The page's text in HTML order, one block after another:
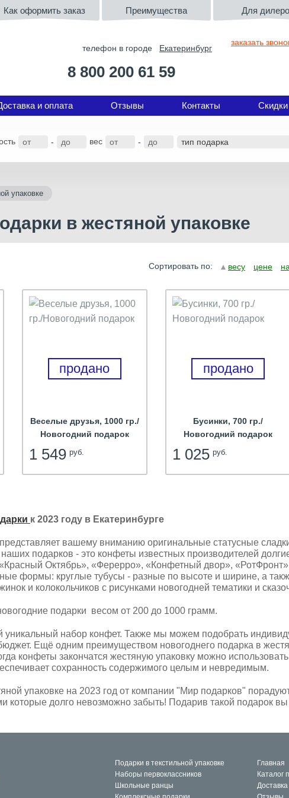
Как оформить заказ Преимущества Для
телефон в городе Екатеринбург
заказать
8 800 200 61 59
и оплата Отзывы Контакты
- вес -
упаковке
в жестяной упаковке
Сортировать по: весу цене
Веселые друзья, 1000 гр./
Новогодний подарок
1 549руб.
продано
Бусинки, 700 гр./
Новогодний подарок
1 025руб.
продано
к 2023 году в Екатеринбурге
вашему вниманию оригинальные статусные
подарков - это конфеты известных производителей
«Красный Октябрь», «Ферерро», «Конфетный двор»,
формы: круглые тубусы - разные по высоте и ширине, а
и колокольчиков с рисунками новогодней тематики и
подарки весом от 200 до 1000 грамм.
уникальный набор конфет. Также мы можем подобрать
Ещё одним преимуществом новогоднего подарка в
конфеты закончатся жестяную упаковку можно
сохранность содержимого целым и невредимым.
упаковке на 2023 год от компании "Мир подарков"
которые долго невозможно забыть! Подарив такой подарок вы
Подарки в текстильной упаковке
Наборы первоклассников
Школьные ранцы
Главная
Каталог